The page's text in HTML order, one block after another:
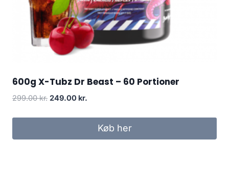
600g X-Tubz Dr Beast – 60 Portioner
299.00kr. Original
249.00 kr.
249.00 kr..
Køb her